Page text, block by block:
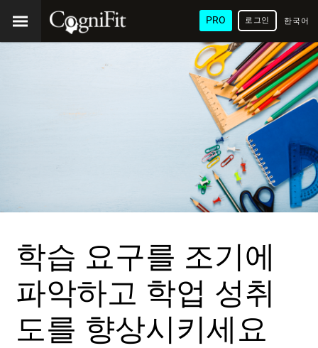
PRO 한국어
/ 韓國
語
로그인
학습 요구를 조기에
파악하고 학업 성취
도를 향상시키세요